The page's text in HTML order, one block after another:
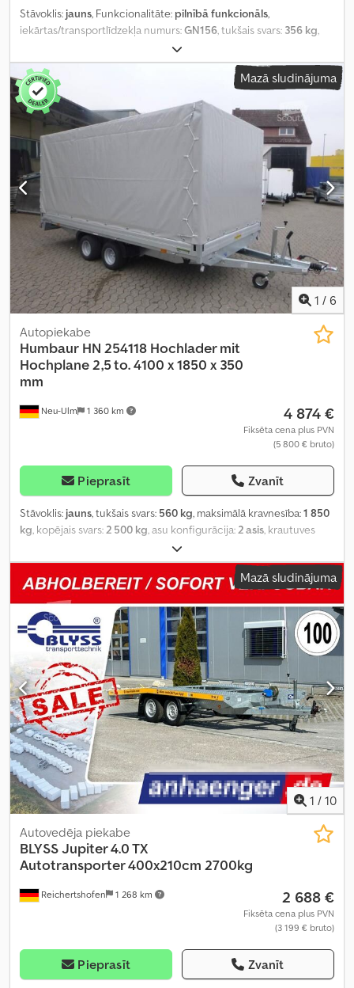
Stāvoklis: jauns, Funkcionalitāte: pilnībā funkcionāls,
iekārtas/transportlīdzekļa numurs:GN156 , tukšais svars: 356 kg
, kopējais svars:
konfigurācija:2 asis, krautuves garums:2 630 mm, iekraušanas
vietas platums:
, iekraušanas telpas augstums:400 mm,
Aprīkojums:
Mazā sludinājuma
1 / 6
Neu-Ulm 1 360 km
Autopiekabe
Humbaur HN 254118 Hochlader mit
Hochplane 2,5 to. 4100 x 1850 x 350
mm
4 874 €
Fiksēta cena plus PVN
(5 800 € bruto)
Pieprasīt Zvanīt
Stāvoklis: jauns, tukšais svars: 560 kg, maksimālā kravnesība:1 850
kg, kopējais svars:2 500 kg, asu konfigurācija:2 asis, krautuves
, iekraušanas vietas platums:
iekraušanas telpas augstums:350 mm, iekraušanas telpas tilpums:
3,1 m³, krāsa: pelēks, būvniecības augstums:1 000 mm, darba
platums:
1 913 mm
Mazā sludinājuma
1 / 10
Reichertshofen 1 268 km
Autovedēja piekabe
BLYSSJupiter 4.0 TX
Autotransporter 400x210cm 2700kg
2 688 €
Fiksēta cena plus PVN
(3 199 € bruto)
Pieprasīt Zvanīt